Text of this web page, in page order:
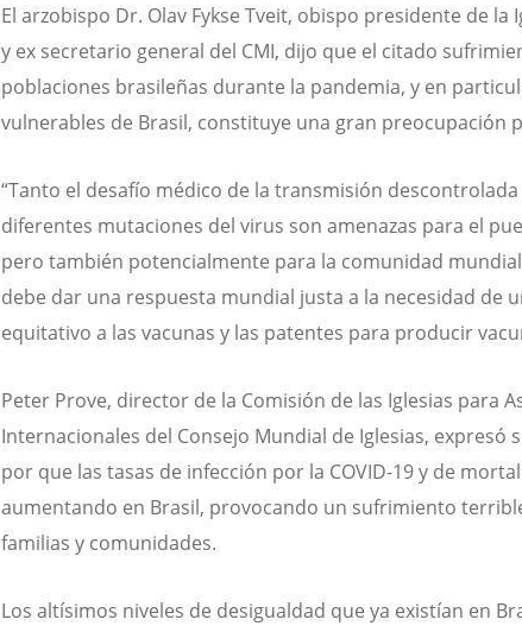
El arzobispo Dr. Olav Fykse Tveit, obispo presidente de la
y ex secretario general del CMI, dijo que el citado
poblaciones brasileñas durante la pandemia, y en
vulnerables de Brasil, constituye una gran preocupación
“Tanto el desafío médico de la transmisión
diferentes mutaciones del virus son amenazas para el
pero también potencialmente para la comunidad
debe dar una respuesta mundial justa a la necesidad de
equitativo a las vacunas y las patentes para producir
Peter Prove, director de la Comisión de las Iglesias para
Internacionales del Consejo Mundial de Iglesias, expresó
por que las tasas de infección por la COVID-19 y de
aumentando en Brasil, provocando un sufrimiento
familias y comunidades.
Los altísimos niveles de desigualdad que ya existían en